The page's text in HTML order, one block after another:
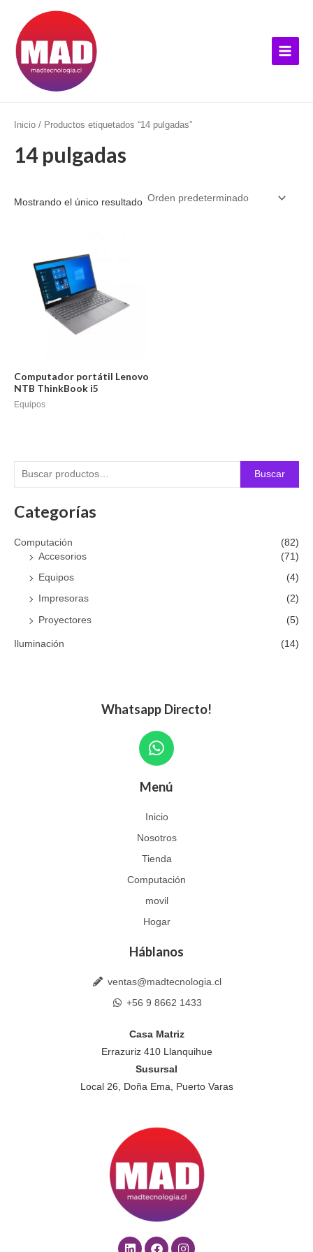
contenido
Menu
s
c
p
Buscar
Categorías
Computación
(82)
Accesorios
(71)
Equipos (4)
Impresoras (2)
Proyectores (5)
Iluminación (14)
Inicio / Productos etiquetados “14 pulgadas”
14 pulgadas
Mostrando el único resultado
Computador portátil Lenovo
NTB ThinkBook i5
Equipos
Whatsapp Directo!
W
h
t
s
a
p
p
Menú
Inicio
Nosotros
Tienda
Computación
movil
Hogar
Háblanos
ventas@madtecnologia.cl
+56 9 8662 1433
Casa Matriz
Errazuriz 410 Llanquihue
Susursal
Local 26, Doña Ema, Puerto Varas
L
F
I